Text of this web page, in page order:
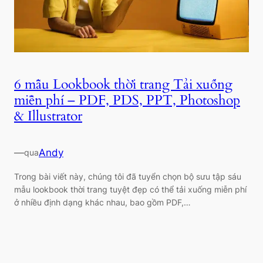
6 mẫu Lookbook thời trang Tải xuống
miễn phí – PDF, PDS, PPT, Photoshop
& Illustrator
—quaAndy
Trong bài viết này, chúng tôi đã tuyển chọn bộ sưu tập sáu
mẫu lookbook thời trang tuyệt đẹp có thể tải xuống miễn phí
ở nhiều định dạng khác nhau, bao gồm PDF,…